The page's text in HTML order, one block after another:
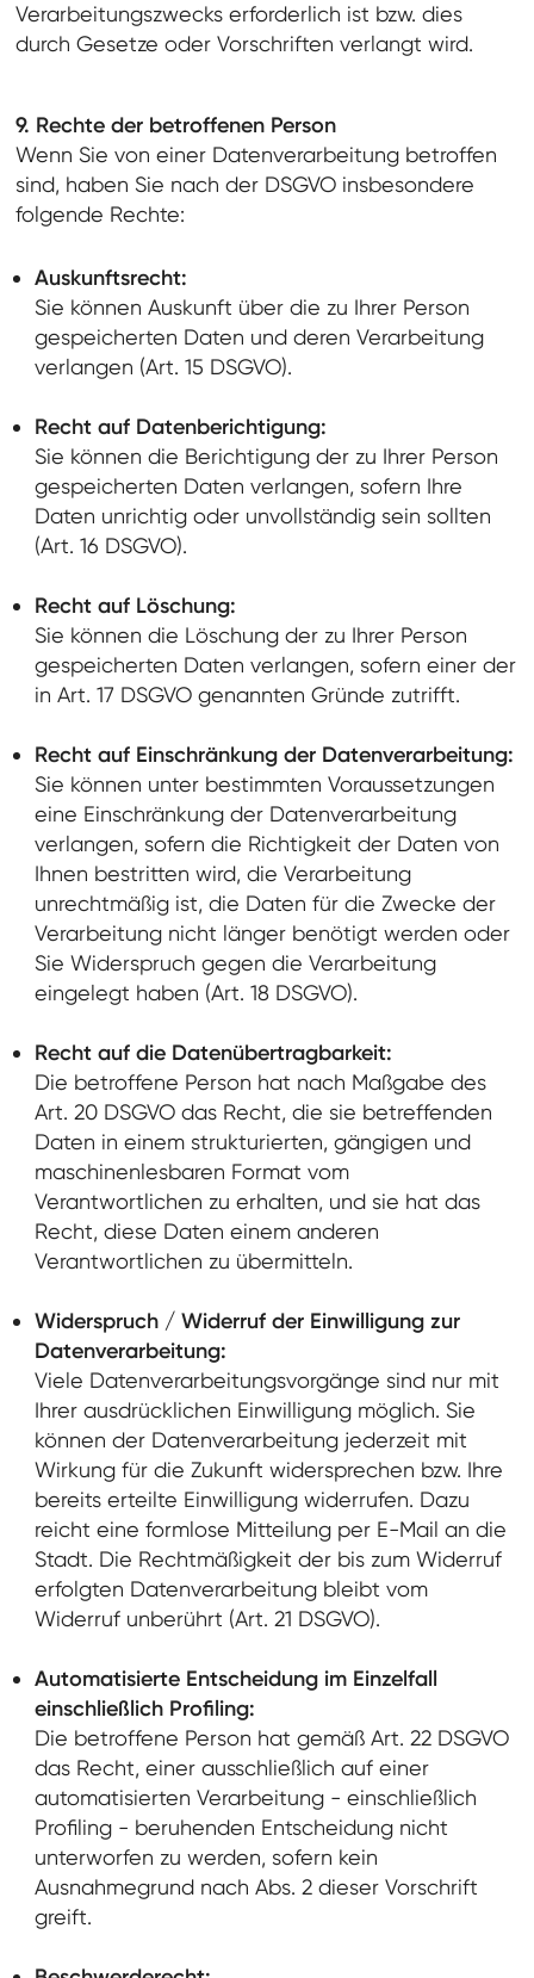
Verarbeitungszwecks erforderlich ist bzw. dies
durch Gesetze oder Vorschriften verlangt wird.
9. Rechte der betroffenen Person
Wenn Sie von einer Datenverarbeitung betroffen
sind, haben Sie nach der DSGVO insbesondere
folgende Rechte:
Auskunftsrecht:
Sie können Auskunft über die zu Ihrer Person
gespeicherten Daten und deren Verarbeitung
verlangen (Art. 15 DSGVO).
Recht auf Datenberichtigung:
Sie können die Berichtigung der zu Ihrer Person
gespeicherten Daten verlangen, sofern Ihre
Daten unrichtig oder unvollständig sein sollten
(Art. 16 DSGVO).
Recht auf Löschung:
Sie können die Löschung der zu Ihrer Person
gespeicherten Daten verlangen, sofern einer der
in Art. 17 DSGVO genannten Gründe zutrifft.
Recht auf Einschränkung der Datenverarbeitung:
Sie können unter bestimmten Voraussetzungen
eine Einschränkung der Datenverarbeitung
verlangen, sofern die Richtigkeit der Daten von
Ihnen bestritten wird, die Verarbeitung
unrechtmäßig ist, die Daten für die Zwecke der
Verarbeitung nicht länger benötigt werden oder
Sie Widerspruch gegen die Verarbeitung
eingelegt haben (Art. 18 DSGVO).
Recht auf die Datenübertragbarkeit:
Die betroffene Person hat nach Maßgabe des
Art. 20 DSGVO das Recht, die sie betreffenden
Daten in einem strukturierten, gängigen und
maschinenlesbaren Format vom
Verantwortlichen zu erhalten, und sie hat das
Recht, diese Daten einem anderen
Verantwortlichen zu übermitteln.
Widerspruch / Widerruf der Einwilligung zur
Datenverarbeitung:
Viele Datenverarbeitungsvorgänge sind nur mit
Ihrer ausdrücklichen Einwilligung möglich. Sie
können der Datenverarbeitung jederzeit mit
Wirkung für die Zukunft widersprechen bzw. Ihre
bereits erteilte Einwilligung widerrufen. Dazu
reicht eine formlose Mitteilung per E-Mail an die
Stadt. Die Rechtmäßigkeit der bis zum Widerruf
erfolgten Datenverarbeitung bleibt vom
Widerruf unberührt (Art. 21 DSGVO).
Automatisierte Entscheidung im Einzelfall
einschließlich Profiling:
Die betroffene Person hat gemäß Art. 22 DSGVO
das Recht, einer ausschließlich auf einer
automatisierten Verarbeitung - einschließlich
Profiling - beruhenden Entscheidung nicht
unterworfen zu werden, sofern kein
Ausnahmegrund nach Abs. 2 dieser Vorschrift
greift.